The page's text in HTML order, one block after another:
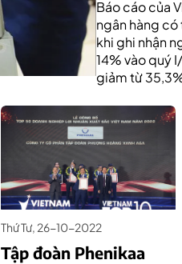
Báo cáo của
ngân hàng có
khi ghi nhận
14% vào quý
giảm từ
Thứ Tư, 26-10-2022
Tập đoàn Phenikaa